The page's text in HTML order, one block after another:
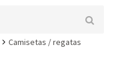
Camisetas / regatas